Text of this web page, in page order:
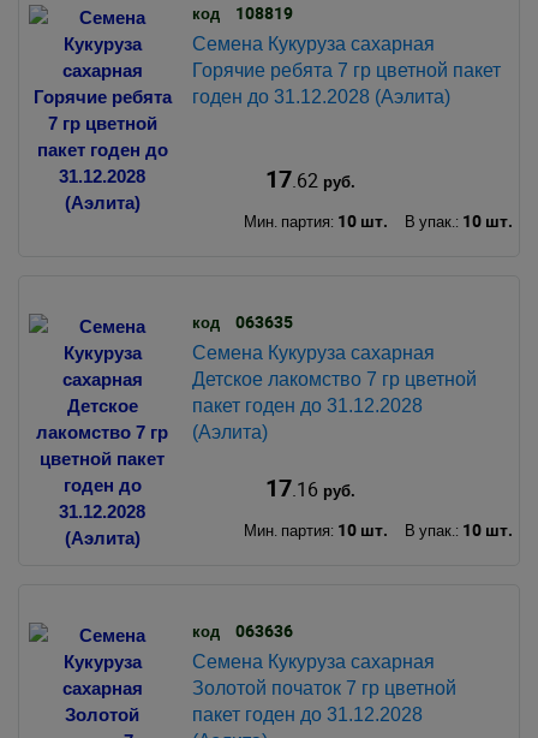
код 108819
Семена Кукуруза сахарная
Горячие ребята 7 гр цветной пакет
годен до 31.12.2028 (Аэлита)
17.62руб.
Мин. партия: 10 шт. В упак.: 10 шт.
код 063635
Семена Кукуруза сахарная
Детское лакомство 7 гр цветной
пакет годен до 31.12.2028
(Аэлита)
17.16 руб.
Мин. партия: 10 шт. В упак.: 10 шт.
код 063636
Семена Кукуруза сахарная
Золотой початок 7 гр цветной
пакет годен до 31.12.2028